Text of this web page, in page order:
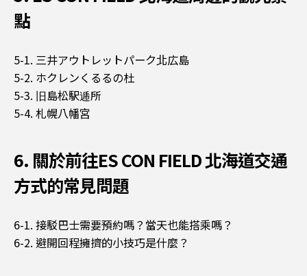
點
5-1. 三井アウトレットパーク北広島
5-2. ホクレンくるるの杜
5-3. 旧島松駅逓所
5-4. 札幌八幡宮
6. 關於前往ES CON FIELD 北海道交通
方式的常見問題
6-1. 接駁巴士需要預約嗎？當天也能搭乘嗎？
6-2. 避開回程擁擠的小技巧是什麼？